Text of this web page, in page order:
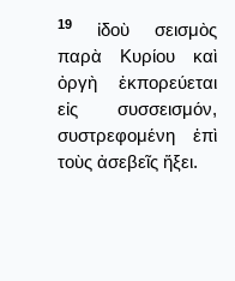
19
ἰδοὺ σεισμὸς
παρὰ Κυρίου καὶ
ὀργὴ ἐκπορεύεται
εἰς συσσεισμόν,
συστρεφομένη ἐπὶ
τοὺς ἀσεβεῖς ἥξει.